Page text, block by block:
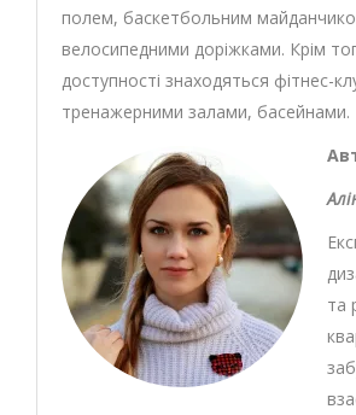
полем, баскетбольним
велосипедними доріжками. Крім
доступності знаходяться фітнес-
тренажерними залами, басейнами.
та